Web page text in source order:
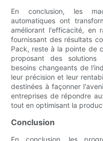
En conclusion, les
automatiques ont
améliorant l'efficacité, en
fournissant des résultats
Pack, reste à la pointe de
proposant des
besoins changeants de
leur précision et leur
destinées à façonner
entreprises de répondre
tout en optimisant la
Conclusion